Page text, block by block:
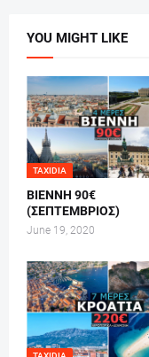
YOU MIGHT LIKE
TAXIDIA
ΒΙΕΝΝΗ 90€
(ΣΕΠΤΕΜΒΡΙΟΣ)
June 19, 2020